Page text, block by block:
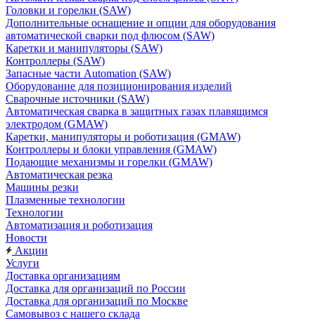
Головки и горелки (SAW)
Дополнительные оснащение и опции для оборудования
автоматической сварки под флюсом (SAW)
Каретки и манипуляторы (SAW)
Контроллеры (SAW)
Запасные части Automation (SAW)
Оборудование для позиционирования изделий
Сварочные источники (SAW)
Автоматическая сварка в защитных газах плавящимся
электродом (GMAW)
Каретки, манипуляторы и роботизация (GMAW)
Контроллеры и блоки управления (GMAW)
Подающие механизмы и горелки (GMAW)
Автоматическая резка
Машины резки
Плазменные технологии
Технологии
Автоматизация и роботизация
Новости
Акции
Услуги
Доставка организациям
Доставка для организаций по России
Доставка для организаций по Москве
Самовывоз с нашего склада